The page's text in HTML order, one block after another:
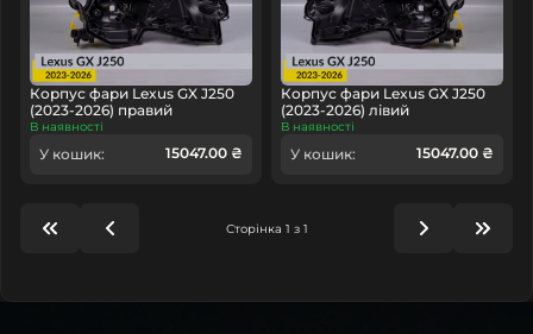
Корпус фари Lexus GX J250
(2023-2026) правий
В наявності
У кошик: 15047.00 ₴
Корпус фари Lexus GX J250
(2023-2026) лівий
В наявності
У кошик: 15047.00 ₴
Сторінка 1 з 1